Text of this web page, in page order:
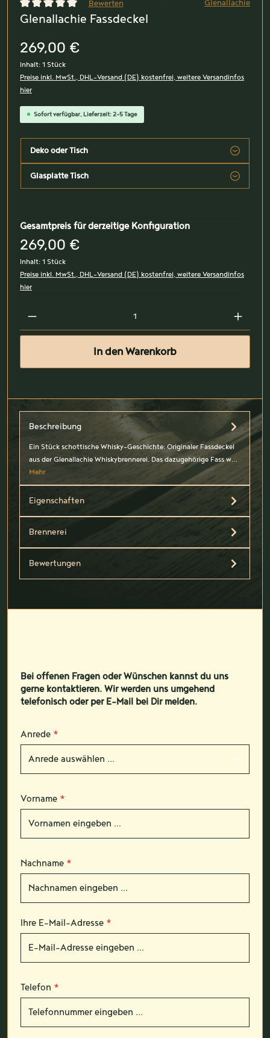
Durchschnittliche Bewertung von 0 von 5 Sternen
Bewerten Glenallachie
Glenallachie Fassdeckel
269,00 €
Inhalt: 1 Stück
Preise inkl. MwSt., DHL-Versand (DE) kostenfrei, weitere Versandinfos
hier
Sofort verfügbar, Lieferzeit: 2-5 Tage
Deko oder Tisch
Glasplatte Tisch
Gesamtpreis für derzeitige Konfiguration
269,00 €
Inhalt: 1 Stück
Preise inkl. MwSt., DHL-Versand (DE) kostenfrei, weitere Versandinfos
hier
In den Warenkorb
Beschreibung
Ein Stück schottische Whisky-Geschichte: Originaler Fassdeckel
aus der Glenallachie Whiskybrennerei. Das dazugehörige Fass w…
Mehr
Eigenschaften
Brennerei
Bewertungen
Bei offenen Fragen oder Wünschen kannst du uns
gerne kontaktieren. Wir werden uns umgehend
telefonisch oder per E-Mail bei Dir melden.
Anrede *
Vorname *
Nachname *
Ihre E-Mail-Adresse *
Telefon *